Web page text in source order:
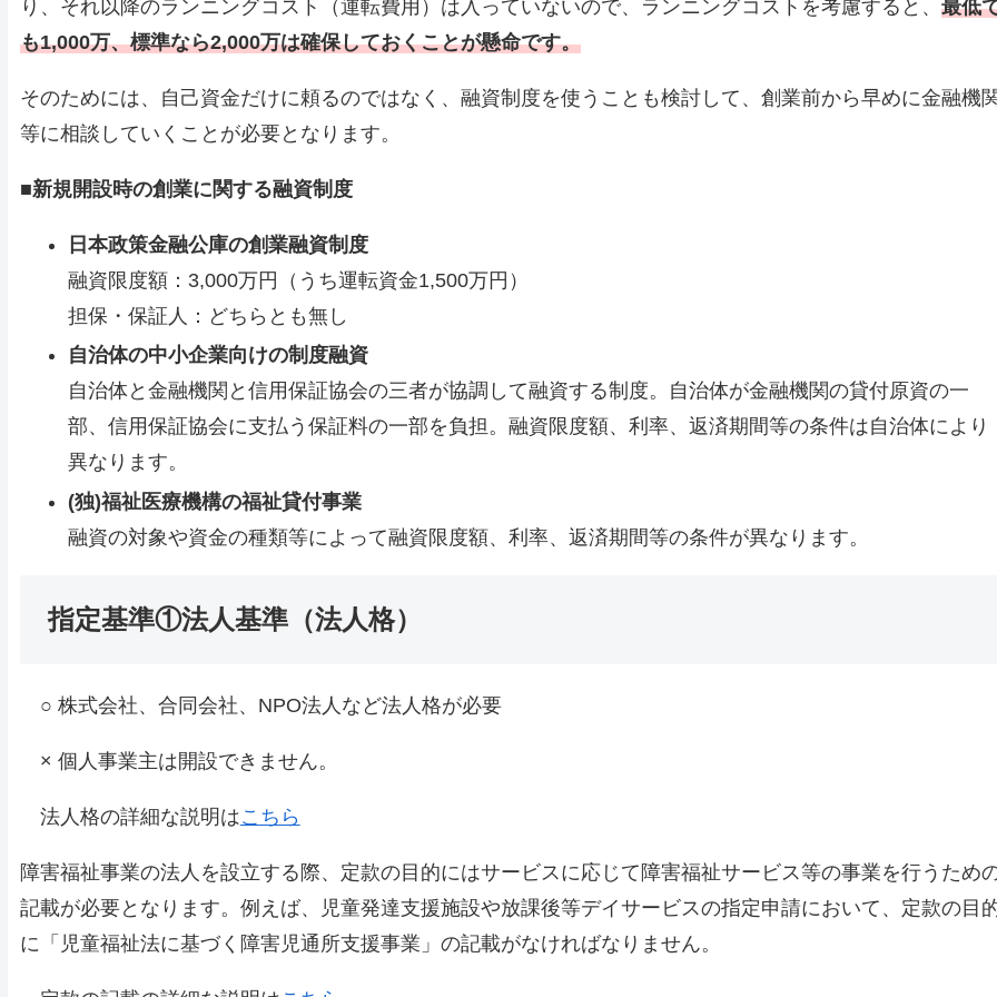
り、それ以降のランニングコスト（運転費用）は入っていないので、ランニングコストを考慮すると、 最低
も1,000万、標準なら2,000万は確保しておくことが懸命です。
そのためには、自己資金だけに頼るのではなく、融資制度を使うことも検討して、創業前から早めに金融機
等に相談していくことが必要となります。
■新規開設時の創業に関する融資制度
日本政策金融公庫の創業融資制度
融資限度額：3,000万円（うち運転資金1,500万円）
担保・保証人：どちらとも無し
自治体の中小企業向けの制度融資
自治体と金融機関と信用保証協会の三者が協調して融資する制度。自治体が金融機関の貸付原資の一
部、信用保証協会に支払う保証料の一部を負担。融資限度額、利率、返済期間等の条件は自治体により
異なります。
(独)福祉医療機構の福祉貸付事業
融資の対象や資金の種類等によって融資限度額、利率、返済期間等の条件が異なります。
指定基準①法人基準（法人格）
○ 株式会社、合同会社、NPO法人など法人格が必要
× 個人事業主は開設できません。
法人格の詳細な説明はこちら
障害福祉事業の法人を設立する際、定款の目的にはサービスに応じて障害福祉サービス等の事業を行うため
記載が必要となります。例えば、児童発達支援施設や放課後等デイサービスの指定申請において、定款の目
に「児童福祉法に基づく障害児通所支援事業」の記載がなければなりません。